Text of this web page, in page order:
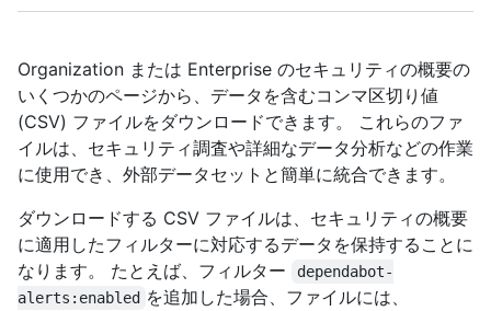
Organization または Enterprise のセキュリティの概要の
いくつかのページから、データを含むコンマ区切り値
(CSV) ファイルをダウンロードできます。 これらのファ
イルは、セキュリティ調査や詳細なデータ分析などの作業
に使用でき、外部データセットと簡単に統合できます。
ダウンロードする CSV ファイルは、セキュリティの概要
に適用したフィルターに対応するデータを保持することに
なります。 たとえば、フィルター
dependabot-
alerts:enabled を追加した場合、ファイルには、